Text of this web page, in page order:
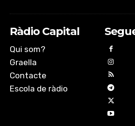
Ràdio Capital
Qui som?
Graella
Contacte
Escola de ràdio